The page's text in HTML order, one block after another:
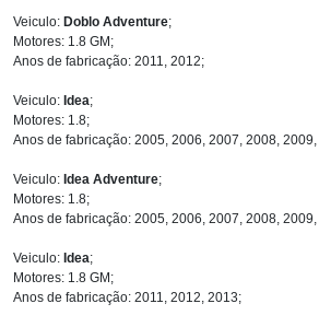
Veiculo: Doblo Adventure;
Motores: 1.8 GM;
Anos de fabricação: 2011, 2012;
Veiculo: Idea;
Motores: 1.8;
Anos de fabricação: 2005, 2006, 2007, 2008,
Veiculo: Idea Adventure;
Motores: 1.8;
Anos de fabricação: 2005, 2006, 2007, 2008,
Veiculo: Idea;
Motores: 1.8 GM;
Anos de fabricação: 2011, 2012, 2013;